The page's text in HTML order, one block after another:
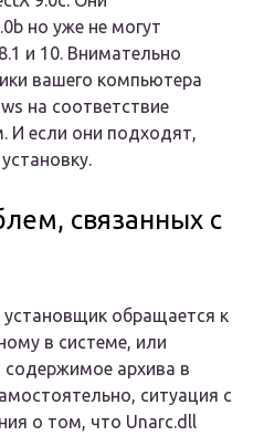
но уже не могут
и 10. Внимательно
вашего компьютера
на соответствие
И если они подходят,
связанных с
обращается к
в системе, или
содержимое архива в
ситуация с
о том, что Unarc.dll